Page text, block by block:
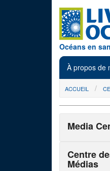
Océans en
À propos de
You are
ACCUEIL
Media
Centre
Médias